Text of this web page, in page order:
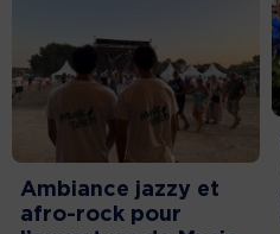
Ambiance jazzy et
afro-rock pour